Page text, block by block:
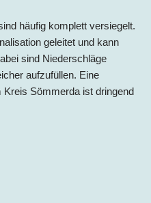
häufig komplett versiegelt.
geleitet und kann
sind Niederschläge
aufzufüllen. Eine
Kreis Sömmerda ist dringend